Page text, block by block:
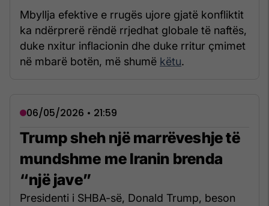
Mbyllja efektive e rrugës ujore gjatë konfliktit
ka ndërprerë rëndë rrjedhat globale të naftës,
duke nxitur inflacionin dhe duke rritur çmimet
në mbarë botën, më shumë këtu.
06/05/2026 • 21:59
Trump sheh një marrëveshje të
mundshme me Iranin brenda
“një jave”
Presidenti i SHBA-së, Donald Trump, beson